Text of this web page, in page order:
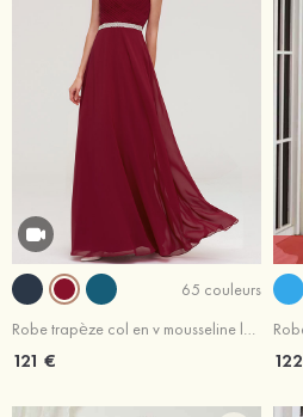
65 couleurs
Robe trapèze col en v mousseline longueur ras du sol robe de demoiselle d'honneur avec sangle
121 €